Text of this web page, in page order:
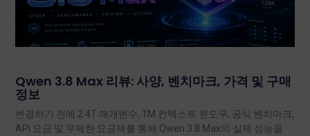
Qwen 3.8 Max 리뷰: 사양, 벤치마크, 가격 및 구매
정보
변경하기 전에 2.4T 매개변수, 1M 컨텍스트 윈도우, 공식 벤치마크,
API 요금 및 무제한 요금제를 통해 Qwen 3.8 Max의 실제 성능을